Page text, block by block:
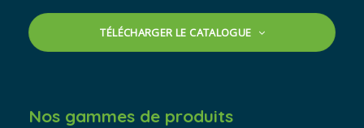
TÉLÉCHARGER LE CATALOGUE
Nos gammes de produits